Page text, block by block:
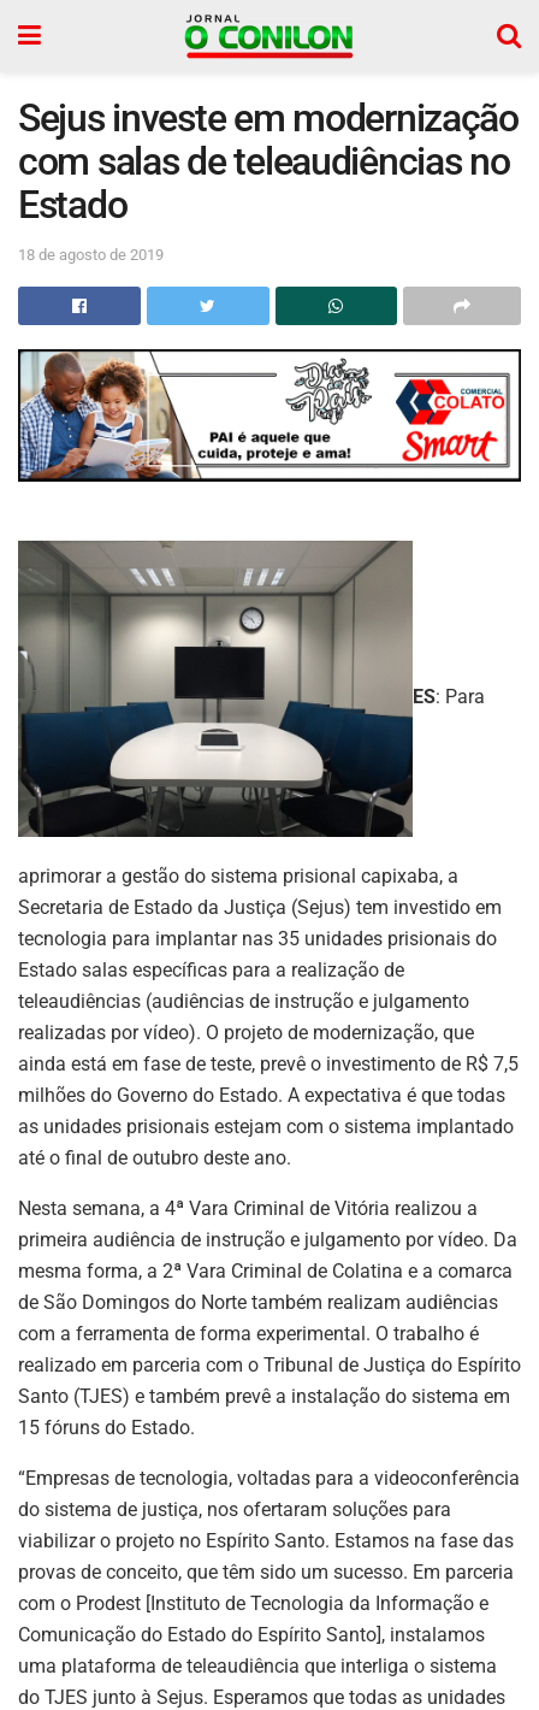
Sejus investe em modernização
com salas de teleaudiências no
Estado
18 de agosto de 2019
ES: Para
aprimorar a gestão do sistema prisional capixaba, a
Secretaria de Estado da Justiça (Sejus) tem investido em
tecnologia para implantar nas 35 unidades prisionais do
Estado salas específicas para a realização de
teleaudiências (audiências de instrução e julgamento
realizadas por vídeo). O projeto de modernização, que
ainda está em fase de teste, prevê o investimento de R$ 7,5
milhões do Governo do Estado. A expectativa é que todas
as unidades prisionais estejam com o sistema implantado
até o final de outubro deste ano.
Nesta semana, a 4ª Vara Criminal de Vitória realizou a
primeira audiência de instrução e julgamento por vídeo. Da
mesma forma, a 2ª Vara Criminal de Colatina e a comarca
de São Domingos do Norte também realizam audiências
com a ferramenta de forma experimental. O trabalho é
realizado em parceria com o Tribunal de Justiça do Espírito
Santo (TJES) e também prevê a instalação do sistema em
15 fóruns do Estado.
“Empresas de tecnologia, voltadas para a videoconferência
do sistema de justiça, nos ofertaram soluções para
viabilizar o projeto no Espírito Santo. Estamos na fase das
provas de conceito, que têm sido um sucesso. Em parceria
com o Prodest [Instituto de Tecnologia da Informação e
Comunicação do Estado do Espírito Santo], instalamos
uma plataforma de teleaudiência que interliga o sistema
do TJES junto à Sejus. Esperamos que todas as unidades